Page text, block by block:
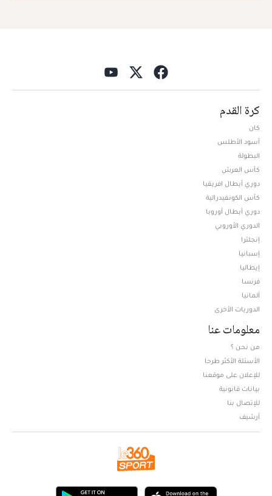
كرة القدم
كان
أسود الأطلس
البطولة
كأس العرش
دوري أبطال افريقيا
كأس الكونفيدرالية
دوري أبطال أوروبا
الدوري الأوروبي
إنجلترا
إسبانيا
إيطاليا
فرنسا
ألمانيا
الدوريات الأخرى
معلومات عنا
من نحن ؟
الأسئلة الأكثر طرحا
للإعلان على موقعنا
بيانات قانونية
للإتصال بنا
أرشيف